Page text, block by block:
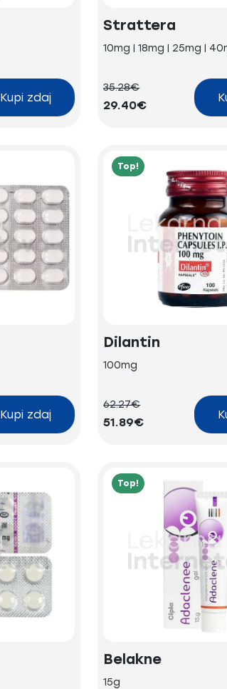
Kupi zdaj
Strattera
10mg | 18mg | 25mg |
35.28€
29.40€
Kupi zdaj
Top!
Dilantin
100mg
62.27€
51.89€
Top!
Belakne
15g